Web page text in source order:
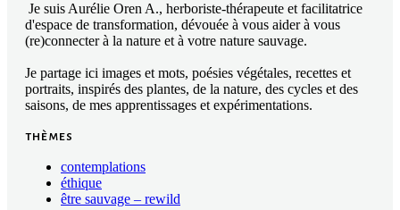
Je suis Aurélie Oren A., herboriste-thérapeute et facilitatrice
d'espace de transformation, dévouée à vous aider à vous
(re)connecter à la nature et à votre nature sauvage.
Je partage ici images et mots, poésies végétales, recettes et
portraits, inspirés des plantes, de la nature, des cycles et des
saisons, de mes apprentissages et expérimentations.
thèmes
contemplations
éthique
être sauvage – rewild